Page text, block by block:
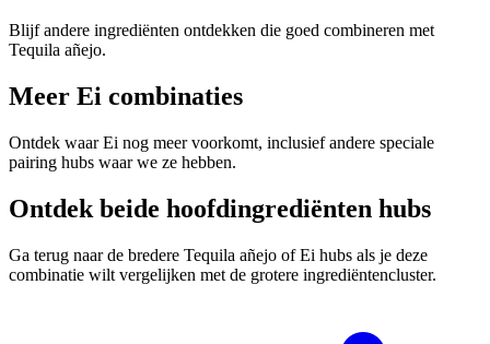
Blijf andere ingrediënten ontdekken die goed combineren met
Tequila añejo.
Meer Ei combinaties
Ontdek waar Ei nog meer voorkomt, inclusief andere speciale
pairing hubs waar we ze hebben.
Ontdek beide hoofdingrediënten hubs
Ga terug naar de bredere Tequila añejo of Ei hubs als je deze
combinatie wilt vergelijken met de grotere ingrediëntencluster.